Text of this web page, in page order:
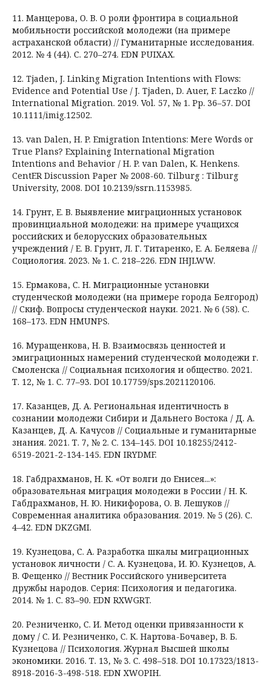
11. Манцерова, О. В. О роли фронтира в социальной
мобильности российской молодежи (на примере
астраханской области) // Гуманитарные исследования.
2012. № 4 (44). С. 270–274. EDN PUIXAX.
12. Tjaden, J. Linking Migration Intentions with Flows:
Evidence and Potential Use / J. Tjaden, D. Auer, F. Laczko //
International Migration. 2019. Vol. 57, № 1. Pp. 36–57. DOI
10.1111/imig.12502.
13. van Dalen, H. P. Emigration Intentions: Mere Words or
True Plans? Explaining International Migration
Intentions and Behavior / H. P. van Dalen, K. Henkens.
CentER Discussion Paper № 2008-60. Tilburg : Tilburg
University, 2008. DOI 10.2139/ssrn.1153985.
14. Грунт, Е. В. Выявление миграционных установок
провинциальной молодежи: на примере учащихся
российских и белорусских образовательных
учреждений / Е. В. Грунт, Л. Г. Титаренко, Е. А. Беляева //
Социология. 2023. № 1. С. 218–226. EDN IHJLWW.
15. Ермакова, С. Н. Миграционные установки
студенческой молодежи (на примере города Белгород)
// Скиф. Вопросы студенческой науки. 2021. № 6 (58). С.
168–173. EDN HMUNPS.
16. Муращенкова, Н. В. Взаимосвязь ценностей и
эмиграционных намерений студенческой молодежи г.
Смоленска // Социальная психология и общество. 2021.
Т. 12, № 1. С. 77–93. DOI 10.17759/sps.2021120106.
17. Казанцев, Д. А. Региональная идентичность в
сознании молодежи Сибири и Дальнего Востока / Д. А.
Казанцев, Д. А. Качусов // Социальные и гуманитарные
знания. 2021. Т. 7, № 2. С. 134–145. DOI 10.18255/2412-
6519-2021-2-134-145. EDN IRYDMF.
18. Габдрахманов, Н. К. «От волги до Енисея...»:
образовательная миграция молодежи в России / Н. К.
Габдрахманов, Н. Ю. Никифорова, О. В. Лешуков //
Современная аналитика образования. 2019. № 5 (26). С.
4–42. EDN DKZGMI.
19. Кузнецова, С. А. Разработка шкалы миграционных
установок личности / С. А. Кузнецова, И. Ю. Кузнецов, А.
В. Фещенко // Вестник Российского университета
дружбы народов. Серия: Психология и педагогика.
2014. № 1. С. 83–90. EDN RXWGRT.
20. Резниченко, С. И. Метод оценки привязанности к
дому / С. И. Резниченко, С. К. Нартова-Бочавер, В. Б.
Кузнецова // Психология. Журнал Высшей школы
экономики. 2016. Т. 13, № 3. С. 498–518. DOI 10.17323/1813-
8918-2016-3-498-518. EDN XWOPIH.